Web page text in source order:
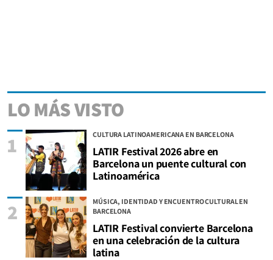
LO MÁS VISTO
CULTURA LATINOAMERICANA EN BARCELONA
LATIR Festival 2026 abre en
Barcelona un puente cultural con
Latinoamérica
1
MÚSICA, IDENTIDAD Y ENCUENTRO CULTURAL EN
BARCELONA
LATIR Festival convierte Barcelona
en una celebración de la cultura
latina
2